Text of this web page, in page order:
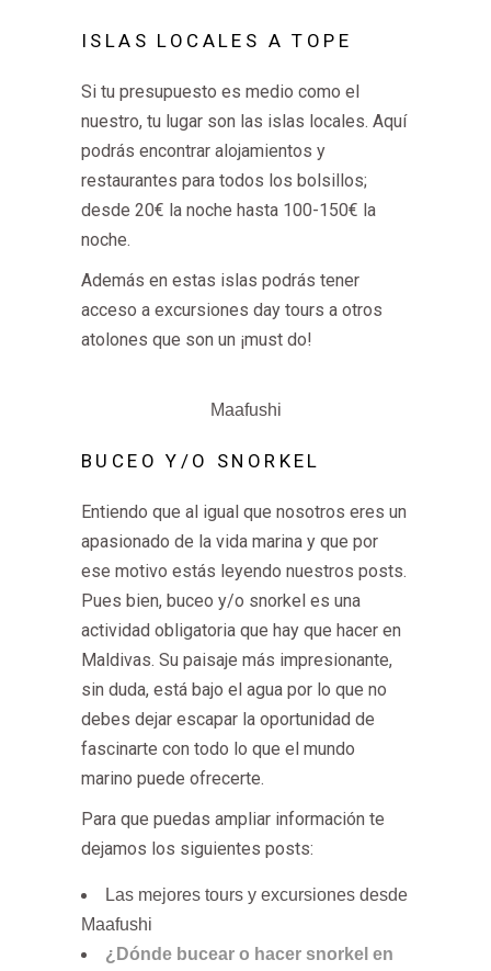
ISLAS LOCALES A TOPE
Si tu presupuesto es medio como el
nuestro, tu lugar son las islas locales. Aquí
podrás encontrar alojamientos y
restaurantes para todos los bolsillos;
desde 20€ la noche hasta 100-150€ la
noche.
Además en estas islas podrás tener
acceso a excursiones day tours a otros
atolones que son un ¡must do!
Maafushi
BUCEO Y/O SNORKEL
Entiendo que al igual que nosotros eres un
apasionado de la vida marina y que por
ese motivo estás leyendo nuestros posts.
Pues bien, buceo y/o snorkel es una
actividad obligatoria que hay que hacer en
Maldivas. Su paisaje más impresionante,
sin duda, está bajo el agua por lo que no
debes dejar escapar la oportunidad de
fascinarte con todo lo que el mundo
marino puede ofrecerte.
Para que puedas ampliar información te
dejamos los siguientes posts:
Las mejores tours y excursiones desde
Maafushi
¿Dónde bucear o hacer snorkel en